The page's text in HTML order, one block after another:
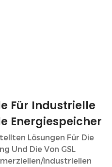
Für Industrielle
Energiespeicher
Lösungen Für Die
Und Die Von GSL
industriellen